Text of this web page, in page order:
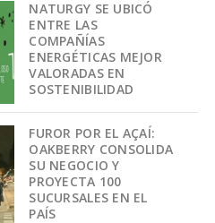
NATURGY SE UBICÓ
ENTRE LAS
COMPAÑÍAS
ENERGÉTICAS MEJOR
VALORADAS EN
SOSTENIBILIDAD
FUROR POR EL AÇAÍ:
OAKBERRY CONSOLIDA
SU NEGOCIO Y
PROYECTA 100
SUCURSALES EN EL
PAÍS